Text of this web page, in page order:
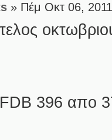
» Πέμ Οκτ 06,
396 απο